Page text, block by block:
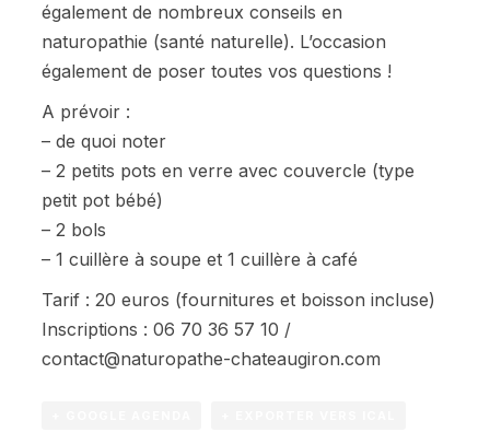
également de nombreux conseils en
naturopathie (santé naturelle). L’occasion
également de poser toutes vos questions !
A prévoir :
– de quoi noter
– 2 petits pots en verre avec couvercle (type
petit pot bébé)
– 2 bols
– 1 cuillère à soupe et 1 cuillère à café
Tarif : 20 euros (fournitures et boisson incluse)
Inscriptions : 06 70 36 57 10 /
contact@naturopathe-chateaugiron.com